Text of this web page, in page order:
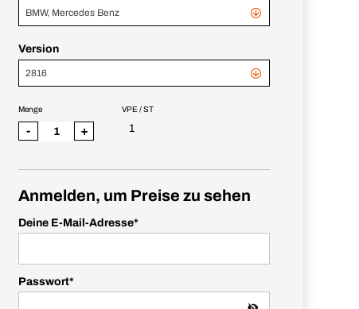
BMW, Mercedes Benz
Version
2816
VPE / ST
1
Menge
- +
Anmelden, um Preise zu sehen
Deine E-Mail-Adresse*
Passwort*